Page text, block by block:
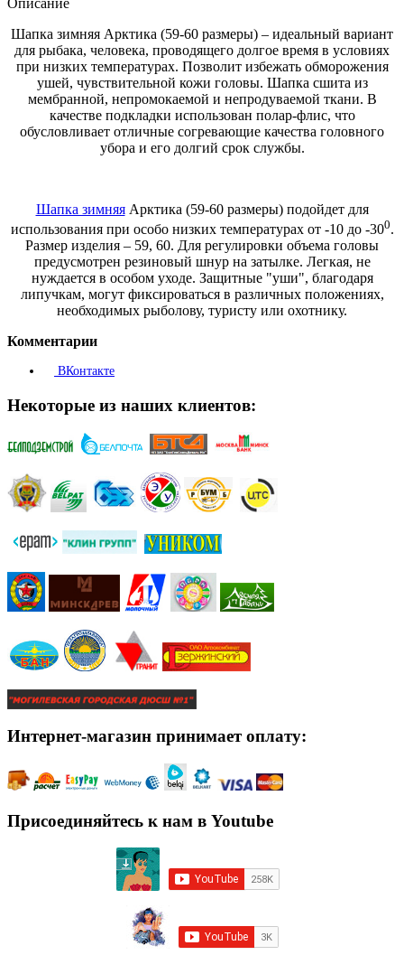
Шапка зимняя Арктика (59-60 размеры) – идеальный вариант
для рыбака, человека, проводящего долгое время в условиях
при низких температурах. Позволит избежать обморожения
ушей, чувствительной кожи головы. Шапка сшита из
мембранной, непромокаемой и непродуваемой ткани. В
качестве подкладки использован полар-флис, что
обусловливает отличные согревающие качества головного
убора и его долгий срок службы.
Шапка зимняяАрктика (59-60 размеры) подойдет для
использования при особо низких температурах от -10 до -300.
Размер изделия – 59, 60. Для регулировки объема головы
предусмотрен резиновый шнур на затылке. Легкая, не
нуждается в особом уходе. Защитные "уши", благодаря
липучкам, могут фиксироваться в различных положениях,
необходимых рыболову, туристу или охотнику.
Комментарии
ВКонтакте
Некоторые из наших клиентов:
Интернет-магазин принимает оплату:
Присоединяйтесь к нам в Youtube